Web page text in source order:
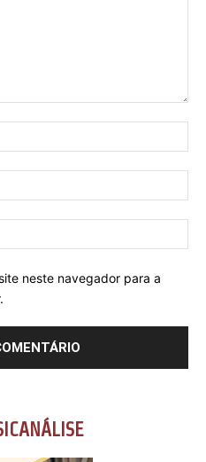
neste navegador para a